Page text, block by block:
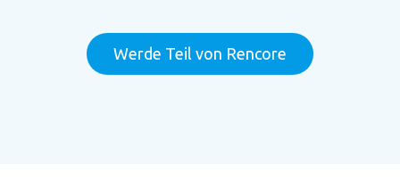
Werde Teil von Rencore